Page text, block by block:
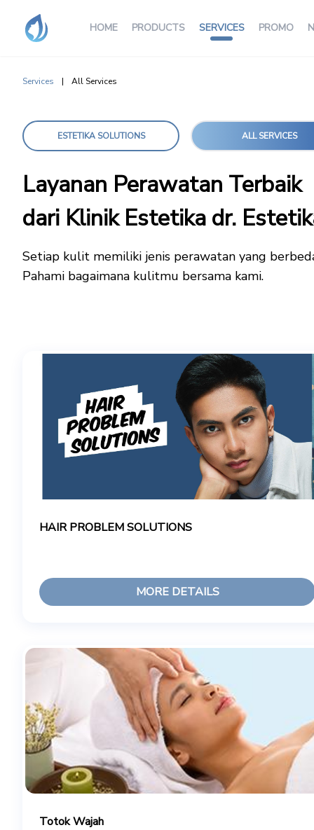
HOME PRODUCTS SERVICES PROMO
Services | All Services
ESTETIKA SOLUTIONS ALL SERVICES
Layanan Perawatan Terbaik
dari Klinik Estetika dr.
Setiap kulit memiliki jenis perawatan yang
Pahami bagaimana kulitmu bersama kami.
HAIR PROBLEM SOLUTIONS
MORE DETAILS
Totok Wajah